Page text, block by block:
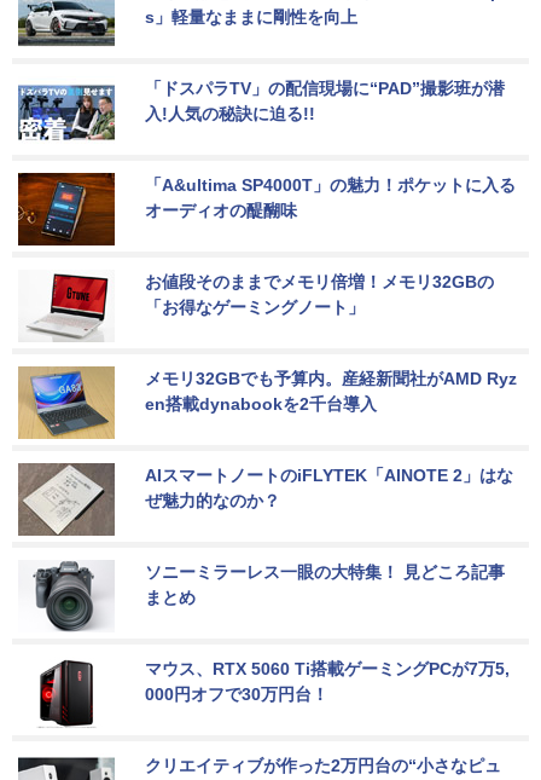
s」軽量なままに剛性を向上
「ドスパラTV」の配信現場に“PAD”撮影班が潜
入!人気の秘訣に迫る!!
「A&ultima SP4000T」の魅力！ポケットに入る
オーディオの醍醐味
お値段そのままでメモリ倍増！メモリ32GBの
「お得なゲーミングノート」
メモリ32GBでも予算内。産経新聞社がAMD Ryz
en搭載dynabookを2千台導入
AIスマートノートのiFLYTEK「AINOTE 2」はな
ぜ魅力的なのか？
ソニーミラーレス一眼の大特集！ 見どころ記事
まとめ
マウス、RTX 5060 Ti搭載ゲーミングPCが7万5,
000円オフで30万円台！
クリエイティブが作った2万円台の“小さなピュ